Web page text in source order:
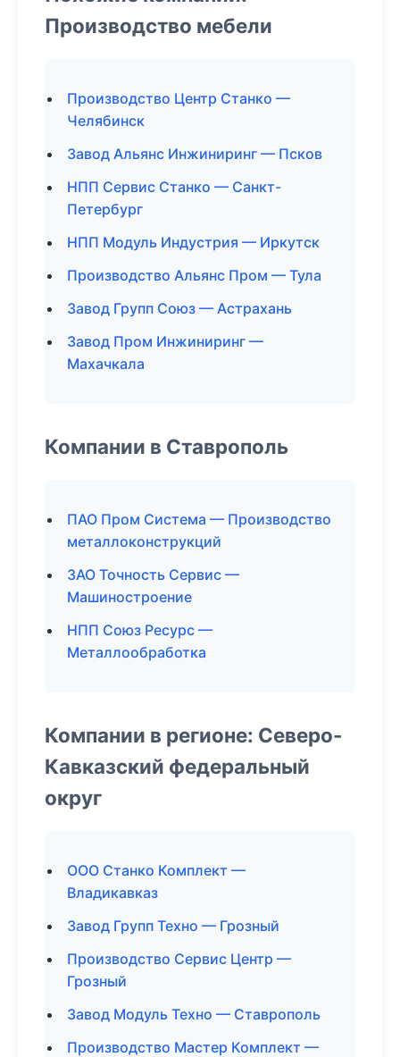
Производство мебели
Производство Центр Станко —
Челябинск
Завод Альянс Инжиниринг — Псков
НПП Сервис Станко — Санкт-
Петербург
НПП Модуль Индустрия — Иркутск
Производство Альянс Пром — Тула
Завод Групп Союз — Астрахань
Завод Пром Инжиниринг —
Махачкала
Компании в Ставрополь
ПАО Пром Система — Производство
металлоконструкций
ЗАО Точность Сервис —
Машиностроение
НПП Союз Ресурс —
Металлообработка
Компании в регионе: Северо-
Кавказский федеральный
округ
ООО Станко Комплект —
Владикавказ
Завод Групп Техно — Грозный
Производство Сервис Центр —
Грозный
Завод Модуль Техно — Ставрополь
Производство Мастер Комплект —